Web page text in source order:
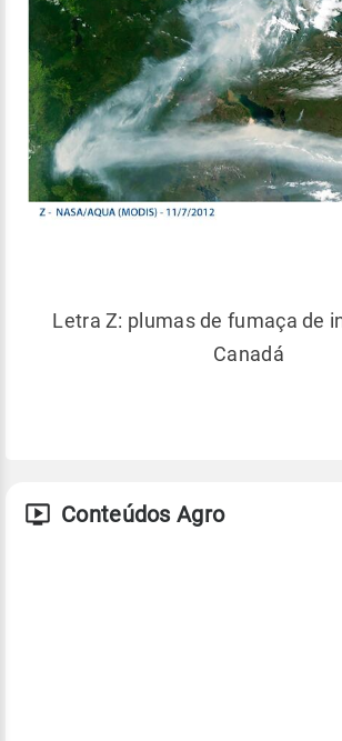
Letra Z: plumas de fumaça de
Canadá
Conteúdos Agro